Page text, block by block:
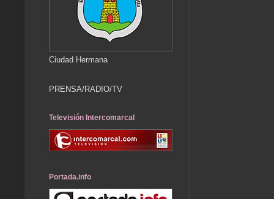
Ciudad Hermana
PRENSA/RADIO/TV
Televisión Intercomarcal
Portada.info